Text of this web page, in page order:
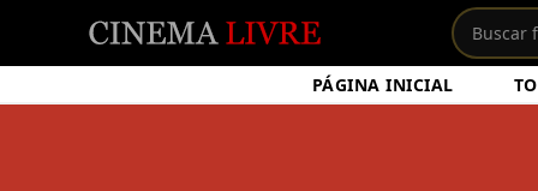
PÁGINA INICIAL